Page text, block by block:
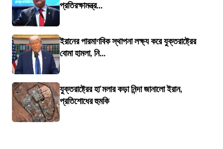
প্রতিরক্ষামন্ত্র...
ইরানের পারমাণবিক স্থাপনা লক্ষ্য করে যুক্তরাষ্ট্রের
বোমা হামলা, নি...
যুক্তরাষ্ট্রের হা'মলার কড়া নিন্দা জানালো ইরান,
প্রতিশোধের হুমকি